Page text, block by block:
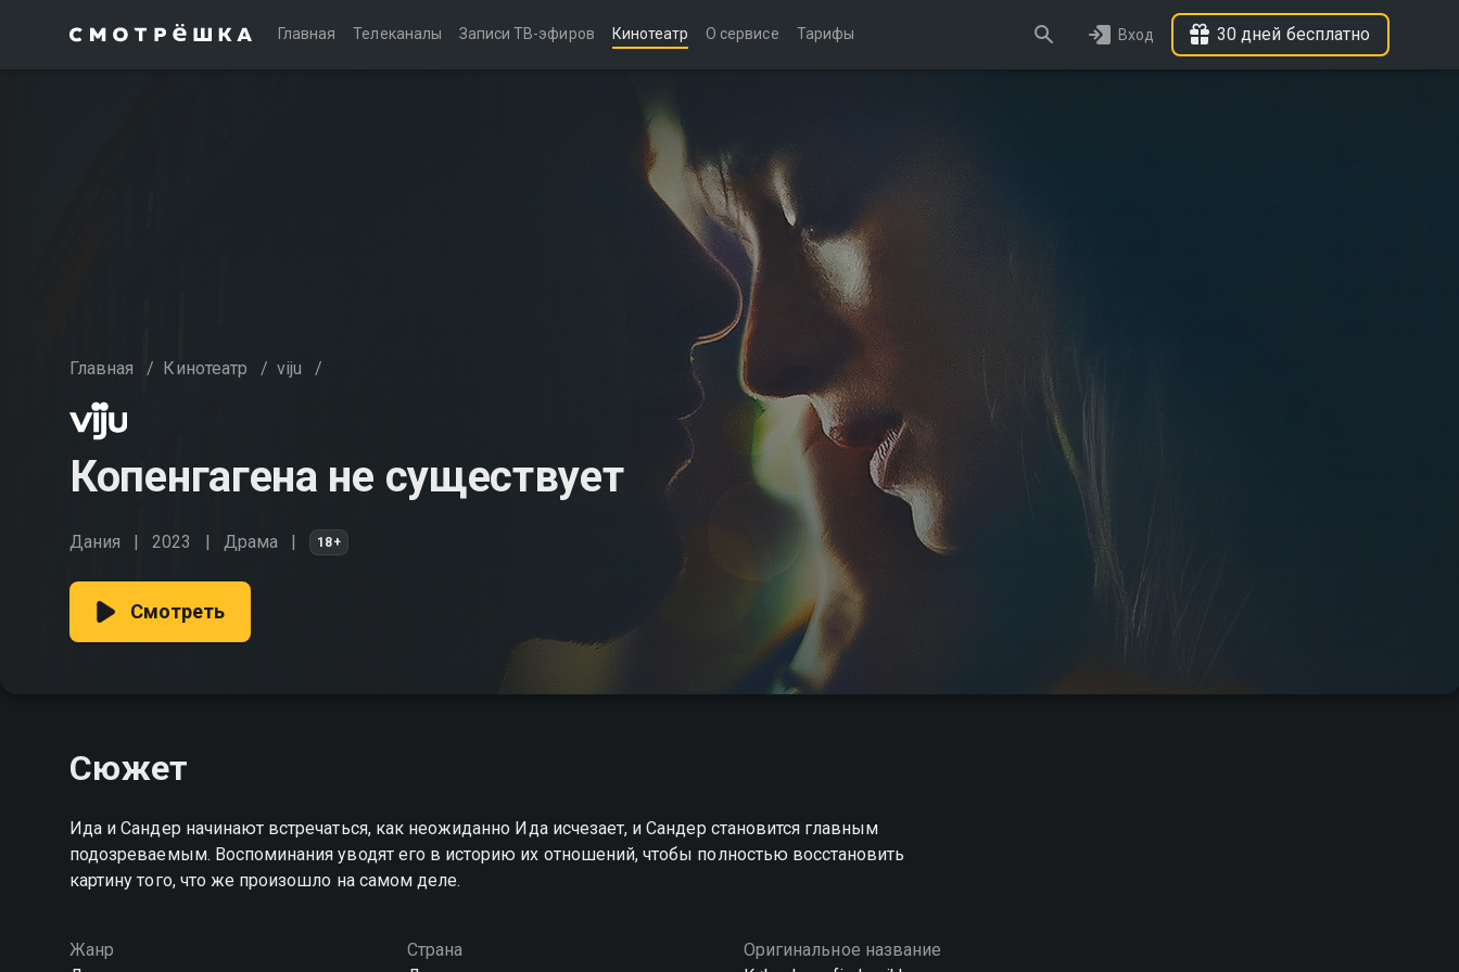
Главная Телеканалы Записи ТВ-эфиров Кинотеатр О сервисе Тарифы Вход 30 дней бесплатно
Главная / Кинотеатр / viju /
Копенгагена не существует
Дания 2023 Драма 18+
Смотреть
Сюжет
Ида и Сандер начинают встречаться, как неожиданно Ида исчезает, и Сандер становится главным
подозреваемым. Воспоминания уводят его в историю их отношений, чтобы полностью восстановить
картину того, что же произошло на самом деле.
Жанр
Страна
Оригинальное название